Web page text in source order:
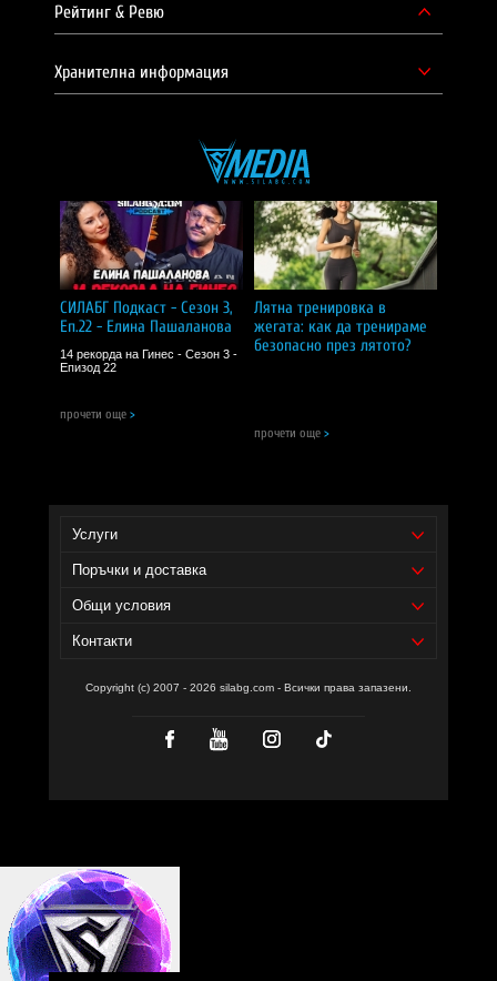
Рейтинг & Ревю
Хранителна информация
СИЛАБГ Подкаст - Сезон 3,
Еп.22 - Елина Пашаланова
14 рекорда на Гинес - Сезон 3 -
Епизод 22
прочети още >
Лятна тренировка в
жегата: как да тренираме
безопасно през лятото?
прочети още >
Услуги
Поръчки и доставка
Общи условия
Контакти
Copyright (c) 2007 - 2026 silabg.com - Всички права запазени.